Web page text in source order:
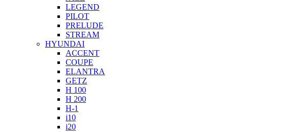
LEGEND
PILOT
PRELUDE
STREAM
HYUNDAI
ACCENT
COUPE
ELANTRA
GETZ
H 100
H 200
H-1
i10
i20